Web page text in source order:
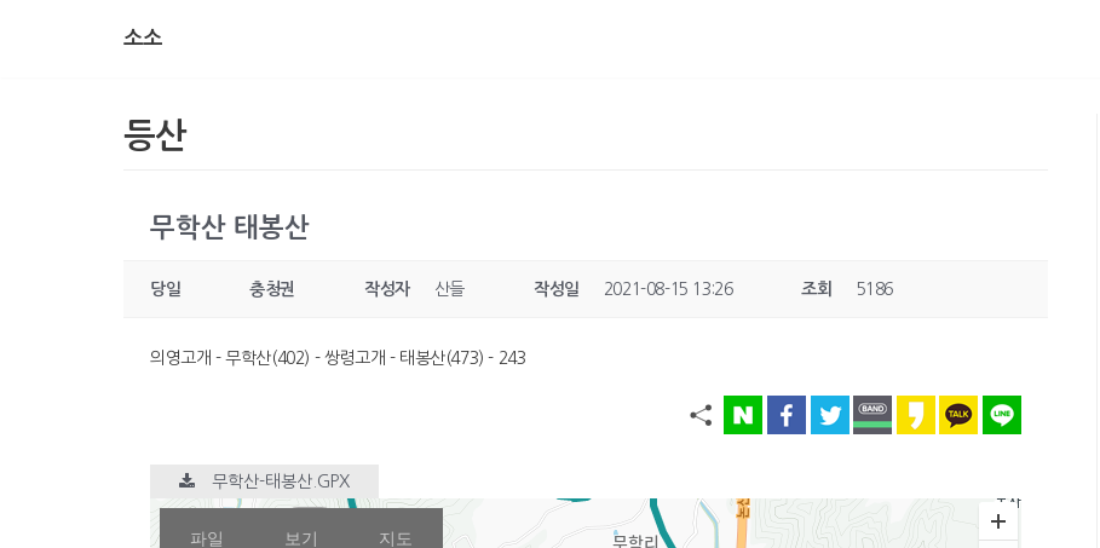
소소
등산
무학산 태봉산
당일 충청권 작성자 산들 작성일 2021-08-15 13:26 조회 5186
의영고개 - 무학산(402) - 쌍령고개 - 태봉산(473) - 243
무학산-태봉산.GPX